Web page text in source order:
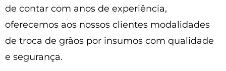
de contar com anos de experiência,
oferecemos aos nossos clientes modalidades
de troca de grãos por insumos com qualidade
e segurança.